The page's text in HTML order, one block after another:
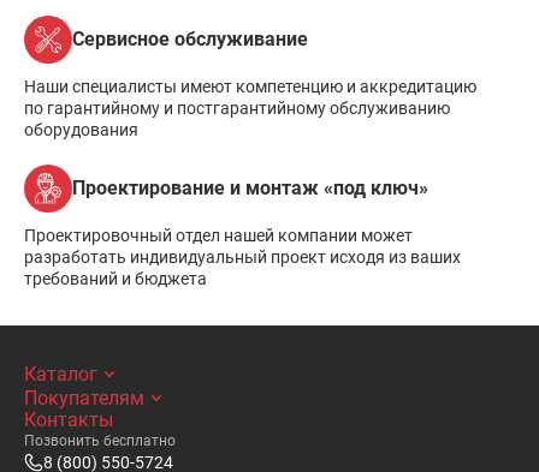
Сервисное обслуживание
Наши специалисты имеют компетенцию и аккредитацию
по гарантийному и постгарантийному обслуживанию
оборудования
Проектирование и монтаж «под ключ»
Проектировочный отдел нашей компании может
разработать индивидуальный проект исходя из ваших
требований и бюджета
Каталог
Покупателям
Контакты
Позвонить бесплатно
8 (800) 550-5724